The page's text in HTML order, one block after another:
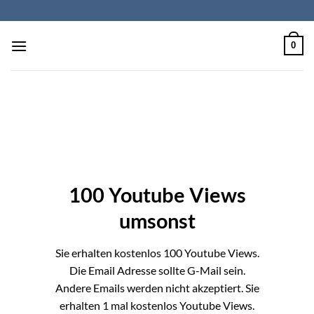
Inhalt
springen
0
100 Youtube Views
umsonst
Sie erhalten kostenlos 100 Youtube Views.
Die Email Adresse sollte G-Mail sein.
Andere Emails werden nicht akzeptiert. Sie
erhalten 1 mal kostenlos Youtube Views.